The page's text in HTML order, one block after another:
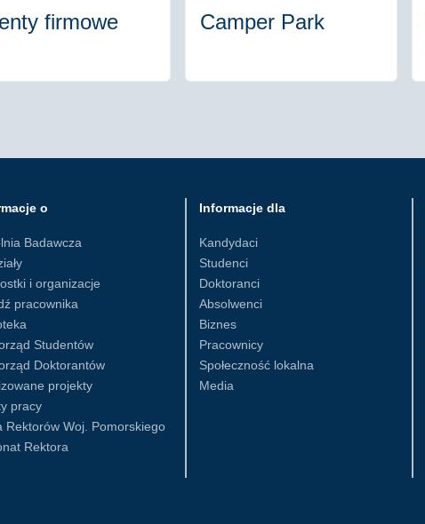
firmowe Camper Park
o
Badawcza
i organizacje
pracownika
Studentów
Doktorantów
projekty
pracy
Rektorów Woj. Pomorskiego
Rektora
Informacje dla
Kandydaci
Studenci
Doktoranci
Absolwenci
Biznes
Pracownicy
Społeczność lokalna
Media